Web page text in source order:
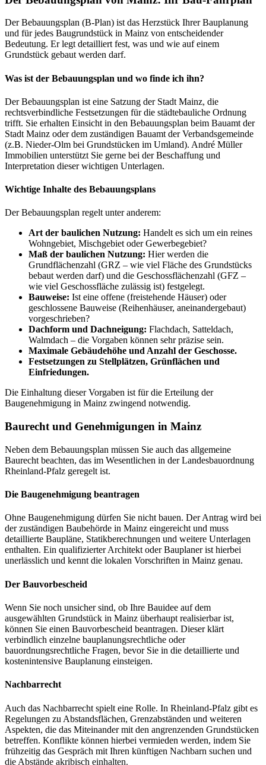
Der Bebauungsplan (B-Plan) ist das Herzstück Ihrer Bauplanung
und für jedes Baugrundstück in Mainz von entscheidender
Bedeutung. Er legt detailliert fest, was und wie auf einem
Grundstück gebaut werden darf.
Was ist der Bebauungsplan und wo finde ich ihn?
Der Bebauungsplan ist eine Satzung der Stadt Mainz, die
rechtsverbindliche Festsetzungen für die städtebauliche Ordnung
trifft. Sie erhalten Einsicht in den Bebauungsplan beim Bauamt der
Stadt Mainz oder dem zuständigen Bauamt der Verbandsgemeinde
(z.B. Nieder-Olm bei Grundstücken im Umland). André Müller
Immobilien unterstützt Sie gerne bei der Beschaffung und
Interpretation dieser wichtigen Unterlagen.
Wichtige Inhalte des Bebauungsplans
Der Bebauungsplan regelt unter anderem:
Art der baulichen Nutzung: Handelt es sich um ein reines
Wohngebiet, Mischgebiet oder Gewerbegebiet?
Maß der baulichen Nutzung: Hier werden die
Grundflächenzahl (GRZ – wie viel Fläche des Grundstücks
bebaut werden darf) und die Geschossflächenzahl (GFZ –
wie viel Geschossfläche zulässig ist) festgelegt.
Bauweise: Ist eine offene (freistehende Häuser) oder
geschlossene Bauweise (Reihenhäuser, aneinandergebaut)
vorgeschrieben?
Dachform und Dachneigung: Flachdach, Satteldach,
Walmdach – die Vorgaben können sehr präzise sein.
Maximale Gebäudehöhe und Anzahl der Geschosse.
Festsetzungen zu Stellplätzen, Grünflächen und
Einfriedungen.
Die Einhaltung dieser Vorgaben ist für die Erteilung der
Baugenehmigung in Mainz zwingend notwendig.
Baurecht und Genehmigungen in Mainz
Neben dem Bebauungsplan müssen Sie auch das allgemeine
Baurecht beachten, das im Wesentlichen in der Landesbauordnung
Rheinland-Pfalz geregelt ist.
Die Baugenehmigung beantragen
Ohne Baugenehmigung dürfen Sie nicht bauen. Der Antrag wird bei
der zuständigen Baubehörde in Mainz eingereicht und muss
detaillierte Baupläne, Statikberechnungen und weitere Unterlagen
enthalten. Ein qualifizierter Architekt oder Bauplaner ist hierbei
unerlässlich und kennt die lokalen Vorschriften in Mainz genau.
Der Bauvorbescheid
Wenn Sie noch unsicher sind, ob Ihre Bauidee auf dem
ausgewählten Grundstück in Mainz überhaupt realisierbar ist,
können Sie einen Bauvorbescheid beantragen. Dieser klärt
verbindlich einzelne bauplanungsrechtliche oder
bauordnungsrechtliche Fragen, bevor Sie in die detaillierte und
kostenintensive Bauplanung einsteigen.
Nachbarrecht
Auch das Nachbarrecht spielt eine Rolle. In Rheinland-Pfalz gibt es
Regelungen zu Abstandsflächen, Grenzabständen und weiteren
Aspekten, die das Miteinander mit den angrenzenden Grundstücken
betreffen. Konflikte können hierbei vermieden werden, indem Sie
frühzeitig das Gespräch mit Ihren künftigen Nachbarn suchen und
die Abstände akribisch einhalten.